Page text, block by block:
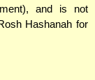
and is not
Hashanah for